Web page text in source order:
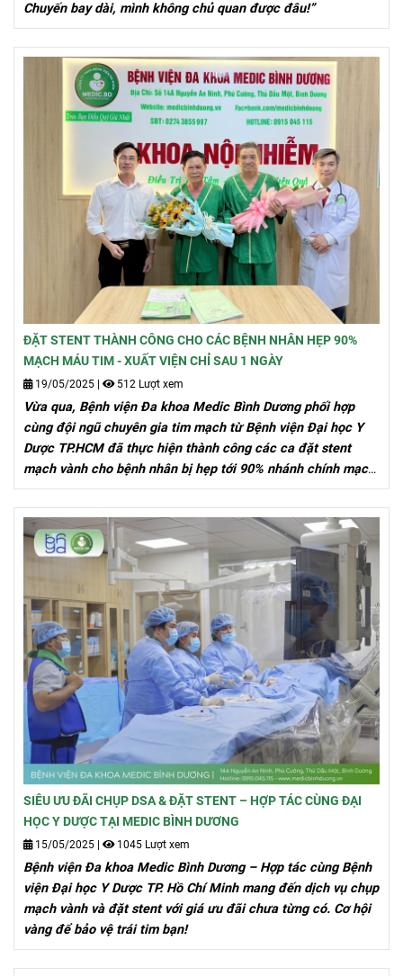
Chuyến bay dài, mình không chủ quan được đâu!”
ĐẶT STENT THÀNH CÔNG CHO CÁC BỆNH NHÂN HẸP 90%
MẠCH MÁU TIM - XUẤT VIỆN CHỈ SAU 1 NGÀY
19/05/2025 512 Lượt xem
Vừa qua, Bệnh viện Đa khoa Medic Bình Dương phối hợp
cùng đội ngũ chuyên gia tim mạch từ Bệnh viện Đại học Y
Dược TP.HCM đã thực hiện thành công các ca đặt stent
mạch vành cho bệnh nhân bị hẹp tới 90% nhánh chính mạch
máu nuôi tim.
SIÊU ƯU ĐÃI CHỤP DSA & ĐẶT STENT – HỢP TÁC CÙNG ĐẠI
HỌC Y DƯỢC TẠI MEDIC BÌNH DƯƠNG
15/05/2025 1045 Lượt xem
Bệnh viện Đa khoa Medic Bình Dương – Hợp tác cùng Bệnh
viện Đại học Y Dược TP. Hồ Chí Minh mang đến dịch vụ chụp
mạch vành và đặt stent với giá ưu đãi chưa từng có. Cơ hội
vàng để bảo vệ trái tim bạn!